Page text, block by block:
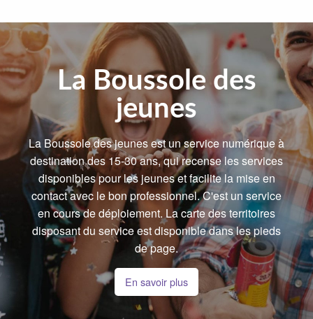
La Boussole des
jeunes
La Boussole des jeunes est un service numérique à
destination des 15-30 ans, qui recense les services
disponibles pour les jeunes et facilite la mise en
contact avec le bon professionnel. C'est un service
en cours de déploiement. La carte des territoires
disposant du service est disponible dans les pieds
de page.
En savoir plus